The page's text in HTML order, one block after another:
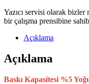
Yazıcı servisi olarak
bir çalışma prensibine
Açıklama
Açıklama
Baskı Kapasitesi %5